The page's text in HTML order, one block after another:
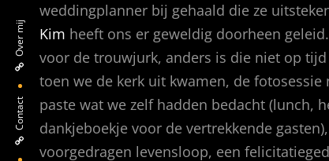
Contact
Over mij
weddingplanner bij gehaald die ze
Kim heeft ons er geweldig doorheen
voor de trouwjurk, anders is die niet op tijd
toen we de kerk uit kwamen, de
paste wat we zelf hadden bedacht (lunch,
dankjeboekje voor de vertrekkende
voorgedragen levensloop, een